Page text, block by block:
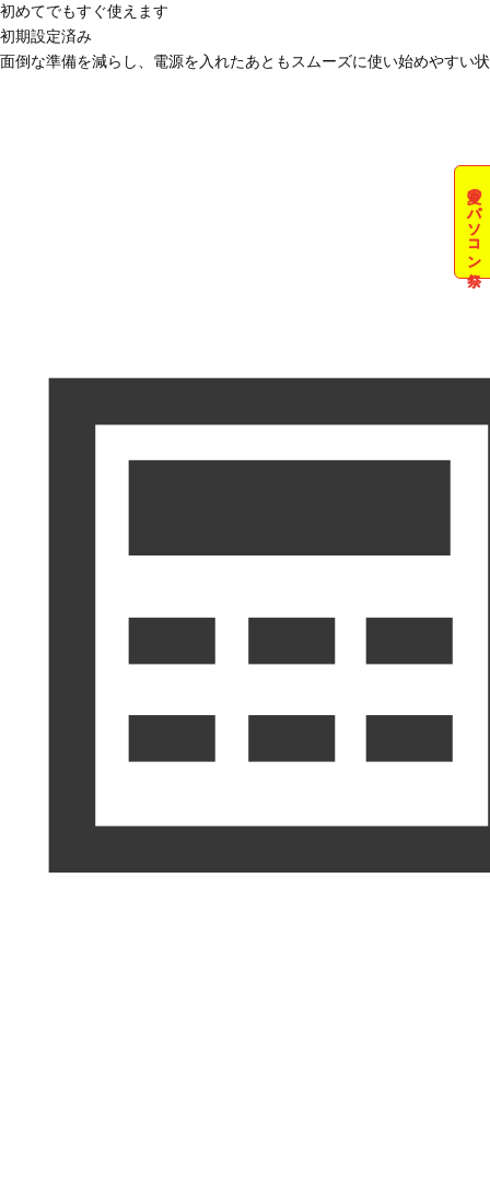
夏のパソコン祭
初めてでもすぐ使えます
初期設定済み
面倒な準備を減らし、電源を入れたあともスムーズに使い始めやすい